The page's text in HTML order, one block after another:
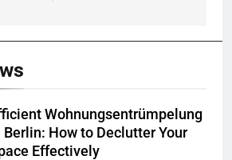
Wohnungsentrümpelung
Berlin: How to Declutter Your
Effectively